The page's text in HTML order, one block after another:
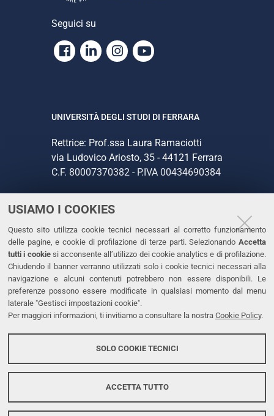
USIAMO I COOKIES
Questo sito utilizza cookie tecnici necessari al corretto funzionamento
delle pagine, e cookie di profilazione di terze parti. Selezionando Accetta
tutti i cookiesi acconsente all’utilizzo dei cookie analytics e di profilazione.
Chiudendo il banner verranno utilizzati solo i cookie tecnici necessari alla
navigazione e alcuni contenuti potrebbero non essere disponibili. Le
preferenze possono essere modificate in qualsiasi momento dal menu
laterale "Gestisci impostazioni cookie".
Per maggiori informazioni, ti invitiamo a consultare la nostra Cookie Policy.
SOLO COOKIE TECNICI
ACCETTA TUTTO
Seguici su
Facebook
LinkedinInstagram
Youtube
UNIVERSITÀ DEGLI STUDI DI FERRARA
Rettrice: Prof.ssa Laura Ramaciotti
via Ludovico Ariosto, 35 - 44121 Ferrara
C.F. 80007370382 - P.IVA 00434690384
CONTATTI
Tel. +39 0532 293111
Fax. +39 0532 293031
PEC
LINKS
Dichiarazione di accessibilità
Protezione dati personali